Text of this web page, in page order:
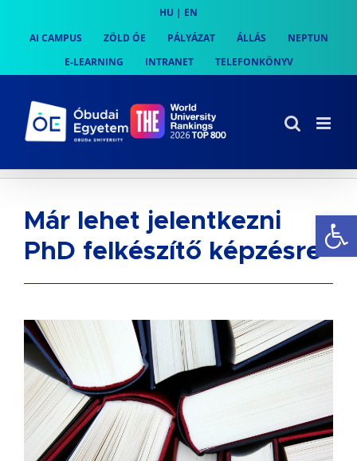
content
HU | EN
AI CAMPUS
ZÖLD ÓE PÁLYÁZAT ÁLLÁS
NEPTUN
E-LEARNING
INTRANET TELEFONKÖNYV
Már lehet jelentkezni
PhD felkészítő képzésre